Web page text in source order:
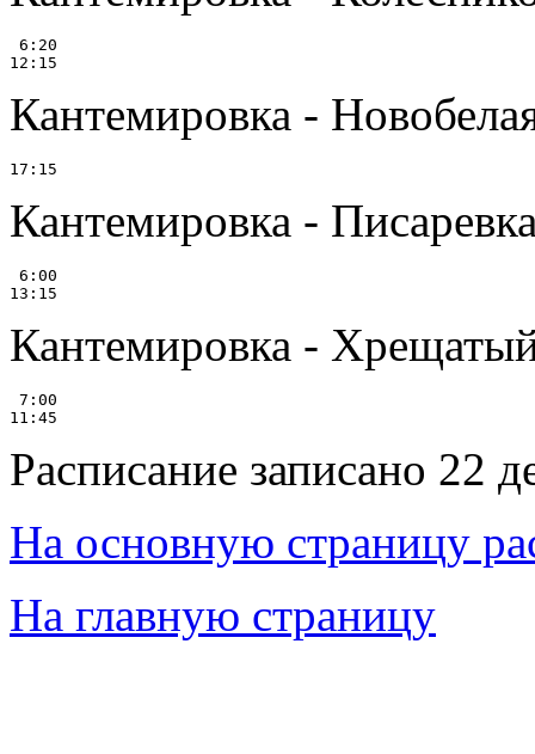
6:20
Кантемировка -
Кантемировка -
6:00
Кантемировка -
7:00
Расписание записано 22
На основную страницу
На главную страницу